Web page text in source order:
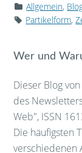
Allgemein,
Partikelform,
Wer und
Dieser Blog von
des
Web", ISSN
Die häufigsten
verschiedenen